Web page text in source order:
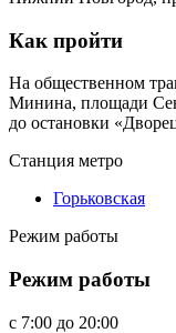
Как пройти
На общественном
Минина, площади
до остановки
Станция метро
Горьковская
Режим работы
Режим работы
c 7:00 до 20:00